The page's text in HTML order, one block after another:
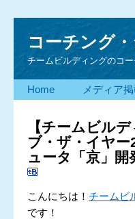
コーチング
チームビルディングのコ
Home メディア
【チームビル
ブ・ザ・イヤ
ュータ「京」
こんにちは！ チームビ
です！